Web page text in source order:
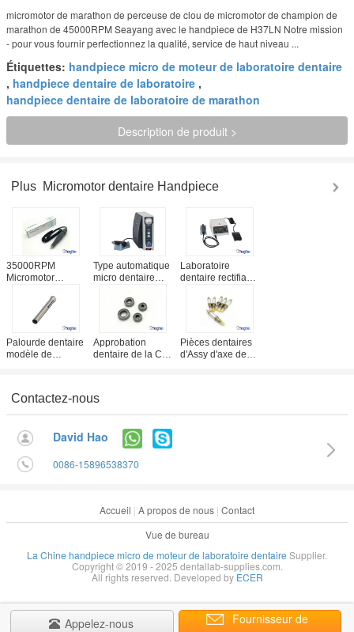
micromotor de marathon de perceuse de clou de micromotor de champion de
marathon de 45000RPM Seayang avec le handpiece de H37LN Notre mission
- pour vous fournir perfectionnez la qualité, service de haut niveau ...
Étiquettes: handpiece micro de moteur de laboratoire dentaire
, handpiece dentaire de laboratoire ,
handpiece dentaire de laboratoire de marathon
Description de produit >
Plus Micromotor dentaire Handpiece
35000RPM
Micromotor
Handpiece pour
le marathon SDE-
H37L1 de
Saeyang
Type automatique
micro dentaire
croisière de t/mn
du moteur 0 -
50000
Laboratoire
dentaire rectifiant
polonais avec la
fonction d'auto-
inspection de
défaut
Palourde dentaire
modèle de
machine de
coulée par
Approbation
dentaire de la CE
Handpiece de
marathon de
Pièces dentaires
d'Assy d'axe de
remplacement
Contactez-nous
David Hao
0086-15896538370
Accueil | A propos de nous | Contact
Vue de bureau
La Chine handpiece micro de moteur de laboratoire dentaire Supplier.
Copyright © 2019 - 2025 dentallab-supplies.com.
All rights reserved. Developed by ECER
Appelez-nous
Fournisseur de